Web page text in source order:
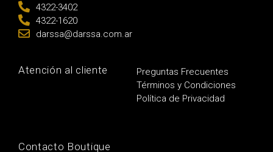
4322-3402
4322-1620
darssa@darssa.com.ar
Atención al cliente
Preguntas Frecuentes
Términos y Condiciones
Política de Privacidad
Contacto Boutique